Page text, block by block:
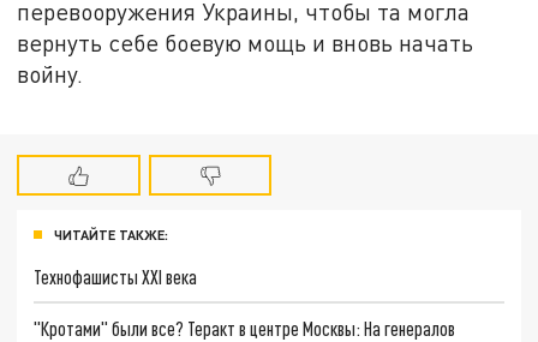
перевооружения Украины, чтобы та могла
вернуть себе боевую мощь и вновь начать
войну.
ЧИТАЙТЕ ТАКЖЕ:
Технофашисты XXI века
"Кротами" были все? Теракт в центре Москвы: На генералов